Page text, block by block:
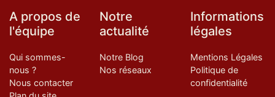
A propos de
l'équipe
Qui sommes-
nous ?
Nous contacter
Notre
actualité
Notre Blog
Nos réseaux
Informations
légales
Mentions Légales
Politique de
confidentialité